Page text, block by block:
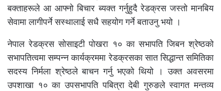
बक्ताहरूले आ आफ्नो बिचार ब्यक्त गर्नुहुदै रेडक्रस जस्तो मानबिय
सेवामा लागीपर्ने सस्थालाई सधै सहयोग गर्ने बताउनु भयो ।
नेपाल रेडक्रस सोसाइटी पोखरा १० का सभापति जिबन श्रेष्ठको
सभापतित्वमा सम्पन्न कार्यक्रममा रेडक्रसका सात सिद्धान्त समितिका
सदस्य निर्मला श्रेष्ठले बाचन गर्नु भएको थियो । उक्त अवसरमा
उपशाखा १० का उपसभापति पबित्रा देबी गुरुङले स्वागत मन्तव्य